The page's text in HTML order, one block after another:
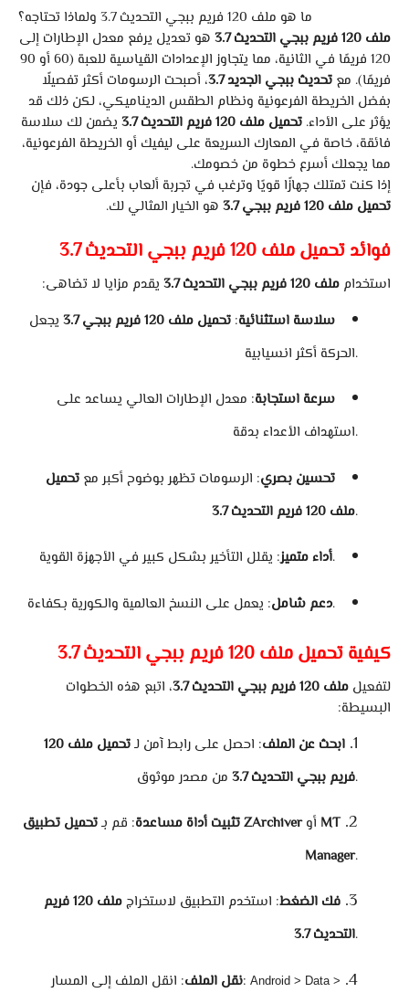
ما هو ملف 120 فريم ببجي التحديث 3.7 ولماذا تحتاجه؟
ملف 120 فريم ببجي التحديث 3.7
هو تعديل يرفع معدل الإطارات إلى
120 فريمًا في الثانية، مما يتجاوز الإعدادات القياسية للعبة (60 أو 90
فريمًا). مع تحديث ببجي الجديد 3.7
، أصبحت الرسومات أكثر تفصيلًا
بفضل الخريطة الفرعونية ونظام الطقس الديناميكي، لكن ذلك قد
يؤثر على الأداء. تحميل ملف 120 فريم التحديث 3.7
يضمن لك سلاسة
فائقة، خاصة في المعارك السريعة على ليفيك أو الخريطة الفرعونية،
مما يجعلك أسرع خطوة من خصومك.
إذا كنت تمتلك جهازًا قويًا وترغب في تجربة ألعاب بأعلى جودة، فإن
تحميل ملف 120 فريم ببجي 3.7
هو الخيار المثالي لك.
فوائد تحميل ملف 120 فريم ببجي التحديث 3.7
استخدام ملف 120 فريم ببجي التحديث 3.7
يقدم مزايا لا تضاهى:
سلاسة استثنائية: تحميل ملف 120 فريم ببجي 3.7
يجعل
الحركة أكثر انسيابية.
سرعة استجابة: معدل الإطارات العالي يساعد على
استهداف الأعداء بدقة.
تحسين بصري: الرسومات تظهر بوضوح أكبر مع تحميل
ملف 120 فريم التحديث 3.7.
أداء متميز: يقلل التأخير بشكل كبير في الأجهزة القوية.
دعم شامل: يعمل على النسخ العالمية والكورية بكفاءة.
كيفية تحميل ملف 120 فريم ببجي التحديث 3.7
لتفعيل ملف 120 فريم ببجي التحديث 3.7
، اتبع هذه الخطوات
البسيطة:
ابحث عن الملف: احصل على رابط آمن لـ
تحميل ملف 120
فريم ببجي التحديث 3.7من مصدر موثوق.
تثبيت أداة مساعدة: قم بـ تحميل تطبيق ZArchiver
MT
Manager.
فك الضغط: استخدم التطبيق لاستخراج
ملف 120 فريم
التحديث 3.7.
نقل الملف: انقل الملف إلى المسار: Android > Data >